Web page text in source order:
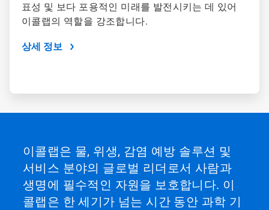
표성 및 보다 포용적인 미래를 발전시키는 데 있어
이콜랩의 역할을 강조합니다.
상세 정보
이콜랩은 물, 위생, 감염 예방 솔루션 및
서비스 분야의 글로벌 리더로서 사람과
생명에 필수적인 자원을 보호합니다. 이
콜랩은 한 세기가 넘는 시간 동안 과학 기